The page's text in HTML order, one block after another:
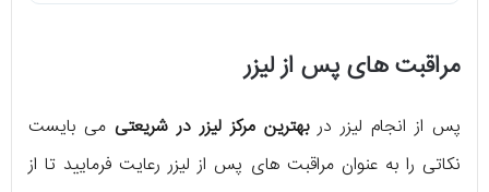
مراقبت های پس از لیزر
پس از انجام لیزر دربهترین مرکز لیزر در شریعتی می بایست
نکاتی را به عنوان مراقبت های پس از لیزر رعایت فرمایید تا از